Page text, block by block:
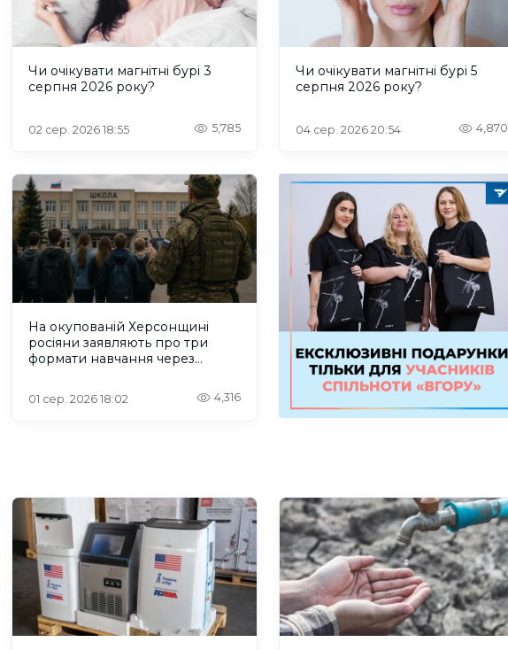
Чи очікувати магнітні бурі 3
серпня 2026 року?
02 сер. 2026 18:55 5,785
Чи очікувати магнітні бурі 5
серпня 2026 року?
04 сер. 2026 20:54 4,870
На окупованій Херсонщині
росіяни заявляють про три
формати навчання через
01 сер. 2026 18:02 4,316